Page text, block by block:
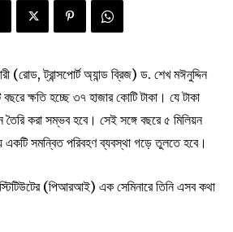
(রোড, ট্রান্সপোর্ট অ্যান্ড ব্রিজ) ড. শেখ মঈনুদ্দিন
ক্ষতি হচ্ছে ৩৭ হাজার কোটি টাকা। যে টাকা
করা সম্ভব হবে। সেই সঙ্গে বছরে ৫ মিলিয়ন
সমন্বিত পরিবহণ ব্যবস্থা গড়ে তুলতে হবে।
(পিআরআই) এক সেমিনারে তিনি এসব কথা